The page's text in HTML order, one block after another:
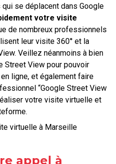
se déplacent dans Google
votre visite
de nombreux professionnels
leur visite 360° et la
Veillez néanmoins à bien
Street View pour pouvoir
ligne, et également faire
“Google Street View
votre visite virtuelle et
appel à